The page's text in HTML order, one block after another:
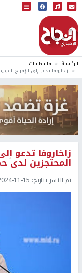
البث المباشر
إذاعة النجاح
الرئيسية فلسطينيات
زاخاروفا تدعو إلى الإفراج
زاخاروفا تدعو
المحتجزين
تم النشر بتاريخ: 11-15 12:46